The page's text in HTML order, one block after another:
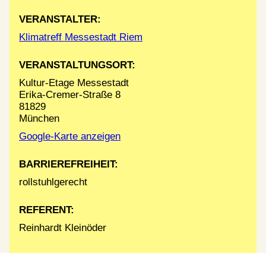
VERANSTALTER:
Klimatreff Messestadt Riem
VERANSTALTUNGSORT:
Kultur-Etage Messestadt
Erika-Cremer-Straße 8
81829
München
Google-Karte anzeigen
BARRIEREFREIHEIT:
rollstuhlgerecht
REFERENT:
Reinhardt Kleinöder